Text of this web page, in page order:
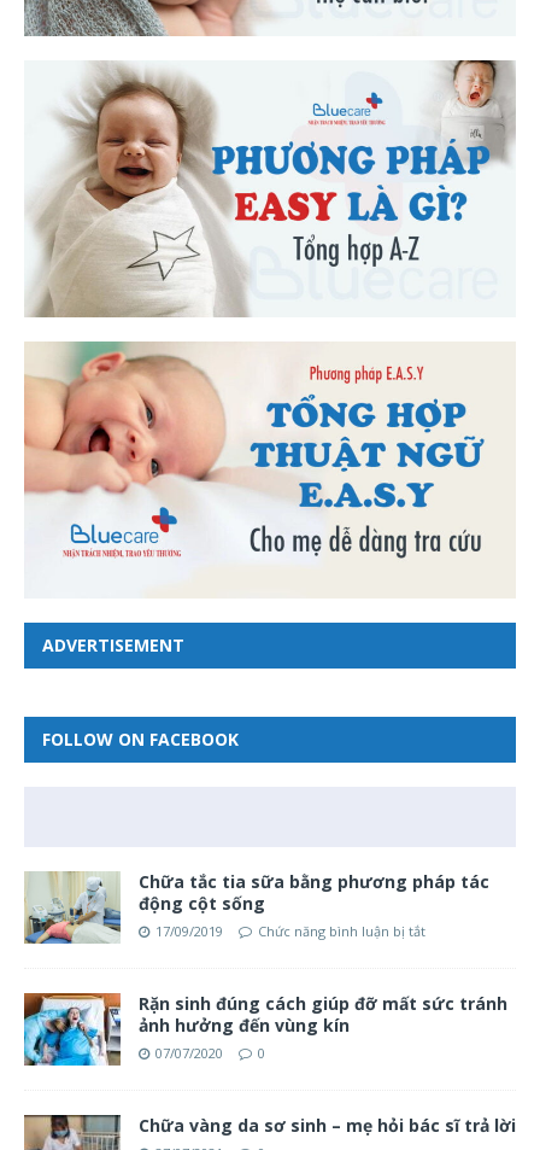
ADVERTISEMENT
FOLLOW ON FACEBOOK
Chữa tắc tia sữa bằng phương pháp tác
động cột sống
17/09/2019 Chức năng bình luận bị tắt
Rặn sinh đúng cách giúp đỡ mất sức tránh
ảnh hưởng đến vùng kín
07/07/2020 0
Chữa vàng da sơ sinh – mẹ hỏi bác sĩ trả lời